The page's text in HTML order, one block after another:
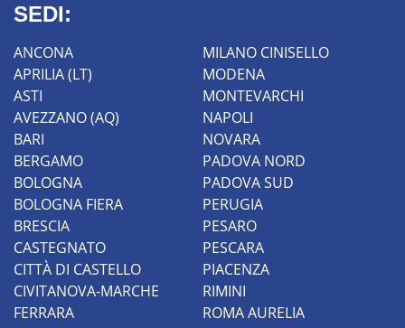
SEDI:
ANCONA
APRILIA (LT)
ASTI
AVEZZANO (AQ)
BARI
BERGAMO
BOLOGNA
BOLOGNA FIERA
BRESCIA
CASTEGNATO
CITTÀ DI CASTELLO
CIVITANOVA-MARCHE
FERRARA
MILANO CINISELLO
MODENA
MONTEVARCHI
NAPOLI
NOVARA
PADOVA NORD
PADOVA SUD
PERUGIA
PESARO
PESCARA
PIACENZA
RIMINI
ROMA AURELIA